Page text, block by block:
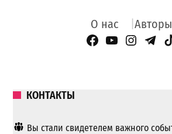
О нас Авторы
Facebook Page
YouTube
КОНТАКТЫ
Вы стали свидетелем важного